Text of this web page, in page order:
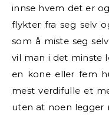
innse hvem det er
flykter fra seg selv
som å miste seg
vil man i det minste
en kone eller fem
mest verdifulle et
uten at noen legger